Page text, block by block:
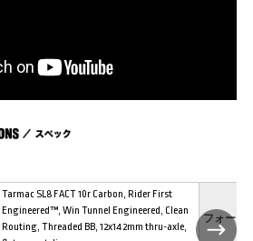
Tarmac SL8 FACT 10r Carbon, Rider First
Engineered™, Win Tunnel Engineered, Clean
Routing, Threaded BB, 12x142mm thru-axle,
フォーク